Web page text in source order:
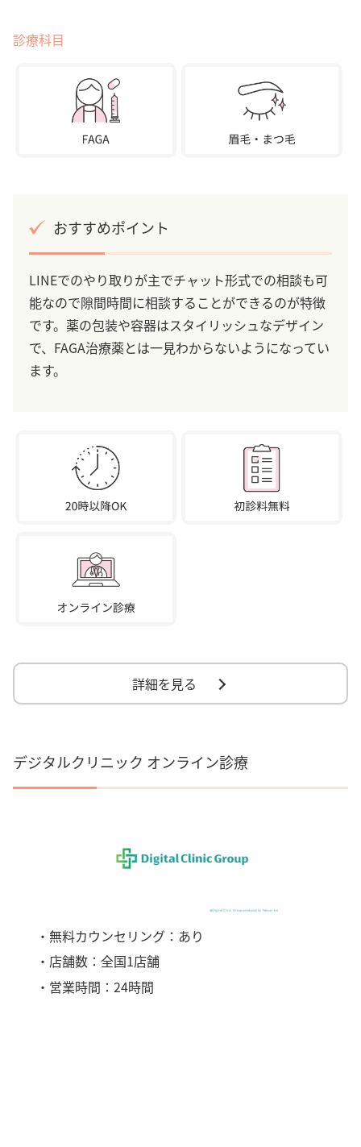
診療科目
おすすめポイント
LINEでのやり取りが主でチャット形式での相談も可
能なので隙間時間に相談することができるのが特徴
です。薬の包装や容器はスタイリッシュなデザイン
で、FAGA治療薬とは一見わからないようになってい
ます。
詳細を見る
デジタルクリニック オンライン診療
・無料カウンセリング：あり
・店舗数：全国1店舗
・営業時間：24時間